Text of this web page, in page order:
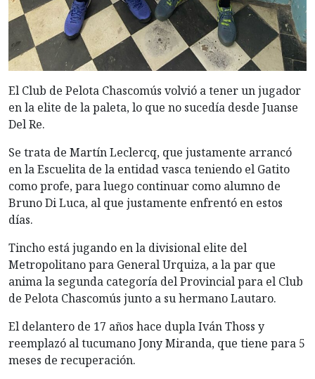
El Club de Pelota Chascomús volvió a tener un jugador
en la elite de la paleta, lo que no sucedía desde Juanse
Del Re.
Se trata de Martín Leclercq, que justamente arrancó
en la Escuelita de la entidad vasca teniendo el Gatito
como profe, para luego continuar como alumno de
Bruno Di Luca, al que justamente enfrentó en estos
días.
Tincho está jugando en la divisional elite del
Metropolitano para General Urquiza, a la par que
anima la segunda categoría del Provincial para el Club
de Pelota Chascomús junto a su hermano Lautaro.
El delantero de 17 años hace dupla Iván Thoss y
reemplazó al tucumano Jony Miranda, que tiene para 5
meses de recuperación.